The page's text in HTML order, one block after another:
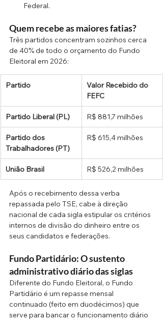
Federal.
Quem recebe as maiores fatias?
Três partidos concentram sozinhos cerca
de 40% de todo o orçamento do Fundo
Eleitoral em 2026:
Partido
Valor Recebido do
FEFC
Partido Liberal (PL) R$ 881,7 milhões
Partido dos
Trabalhadores (PT)
R$ 615,4 milhões
União Brasil R$ 526,2 milhões
Após o recebimento dessa verba
repassada pelo TSE, cabe à direção
nacional de cada sigla estipular os critérios
internos de divisão do dinheiro entre os
seus candidatos e federações.
Fundo Partidário: O sustento
administrativo diário das siglas
Diferente do Fundo Eleitoral, o Fundo
Partidário é um repasse mensal
continuado (feito em duodécimos) que
serve para bancar o funcionamento diário